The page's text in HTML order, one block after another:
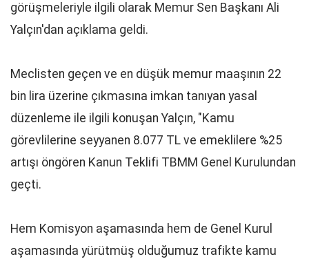
görüşmeleriyle ilgili olarak Memur Sen Başkanı Ali
Yalçın'dan açıklama geldi.
Meclisten geçen ve en düşük memur maaşının 22
bin lira üzerine çıkmasına imkan tanıyan yasal
düzenleme ile ilgili konuşan Yalçın, "Kamu
görevlilerine seyyanen 8.077 TL ve emeklilere %25
artışı öngören Kanun Teklifi TBMM Genel Kurulundan
geçti.
Hem Komisyon aşamasında hem de Genel Kurul
aşamasında yürütmüş olduğumuz trafikte kamu